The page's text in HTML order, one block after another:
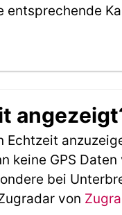
entsprechende
Echtzeit
keine GPS
bei
von